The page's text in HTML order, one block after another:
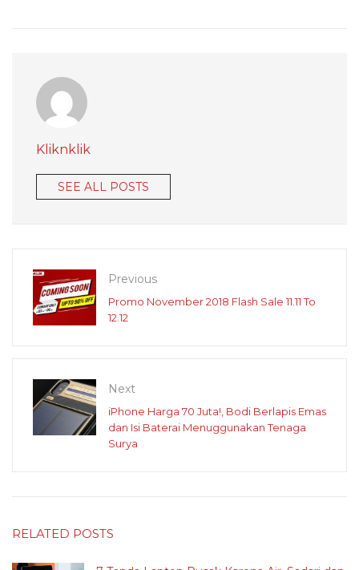
Kliknklik
SEE ALL POSTS
Previous
Promo November 2018 Flash Sale 11.11 To
12.12
Next
iPhone Harga 70 Juta!, Bodi Berlapis Emas
dan Isi Baterai Menuggunakan Tenaga
Surya
RELATED POSTS